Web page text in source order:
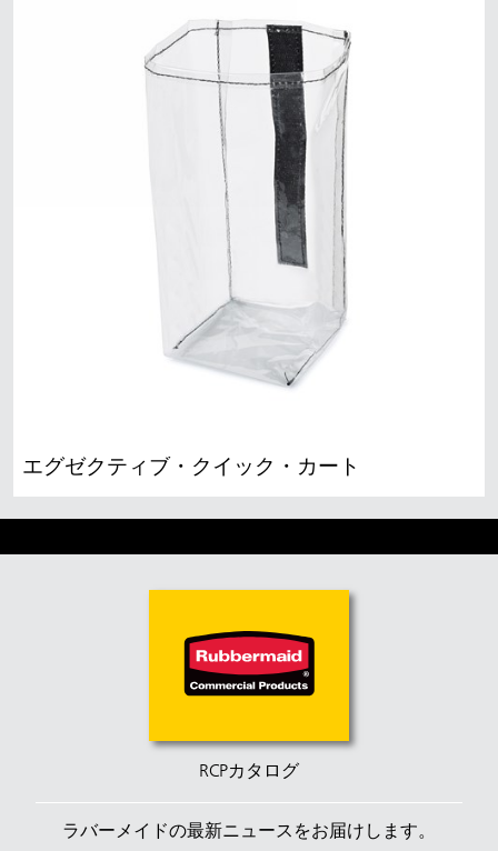
エグゼクティブ・クイック・カート
RCPカタログ
ラバーメイドの最新ニュースをお届けします。